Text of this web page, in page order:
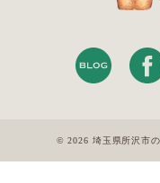
© 2026 埼玉県所沢市